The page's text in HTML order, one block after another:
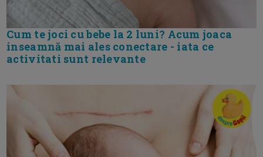
Cum te joci cu bebe la 2 luni? Acum joaca
inseamnă mai ales conectare - iata ce
activitati sunt relevante